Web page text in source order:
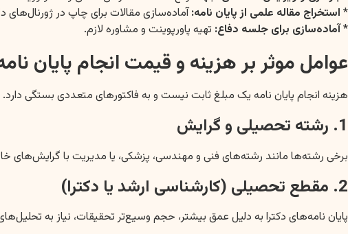
* استخراج مقاله علمی از پایان نامه:آماده‌سازی مقالات برای چاپ در ژورنال‌های
*آماده‌سازی برای جلسه دفاع: تهیه پاورپوینت و مشاوره لازم.
عوامل موثر بر هزینه و قیمت انجام پایان
هزینه انجام پایان نامه یک مبلغ ثابت نیست و به فاکتورهای متعددی بستگی
1. رشته تحصیلی و گرایش
برخی رشته‌ها مانند رشته‌های فنی و مهندسی، پزشکی، یا مدیریت با گرایش‌های
2. مقطع تحصیلی (کارشناسی ارشد یا دکترا)
پایان نامه‌های دکترا به دلیل عمق بیشتر، حجم وسیع‌تر تحقیقات، نیاز به